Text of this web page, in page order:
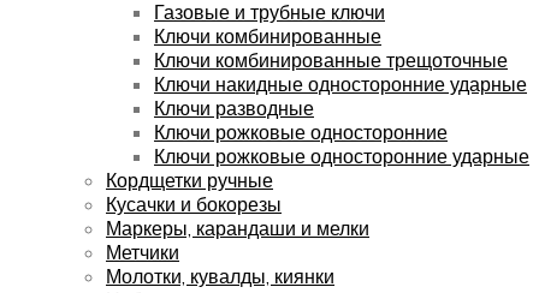
Газовые и трубные ключи
Ключи комбинированные
Ключи комбинированные трещоточные
Ключи накидные односторонние ударные
Ключи разводные
Ключи рожковые односторонние
Ключи рожковые односторонние ударные
Кордщетки ручные
Кусачки и бокорезы
Маркеры, карандаши и мелки
Метчики
Молотки, кувалды, киянки